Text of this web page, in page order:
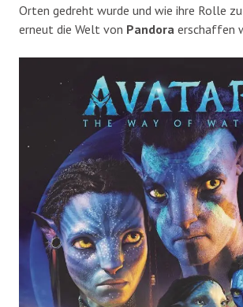
Orten gedreht wurde und wie ihre Rolle
erneut die Welt von Pandora erschaffen